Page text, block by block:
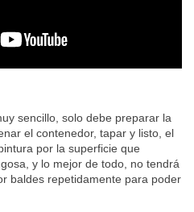
sencillo, solo debe preparar la
el contenedor, tapar y listo, el
por la superficie que
y lo mejor de todo, no tendrá
baldes repetidamente para poder